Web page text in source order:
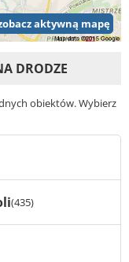
aktywną mapę
DRODZE
obiektów. Wybierz
(435)